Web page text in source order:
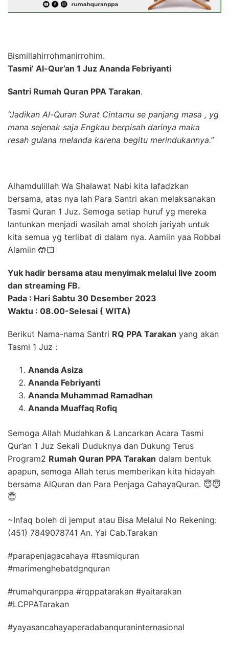
Bismillahirrohmanirrohim.
Tasmi’ Al-Qur’an 1 Juz Ananda Febriyanti
Santri Rumah Quran PPA Tarakan.
“Jadikan Al-Quran Surat Cintamu se panjang masa , yg
mana sejenak saja Engkau berpisah darinya maka
resah gulana melanda karena begitu merindukannya.”
Alhamdulillah Wa Shalawat Nabi kita lafadzkan
bersama, atas nya lah Para Santri akan melaksanakan
Tasmi Quran 1 Juz. Semoga setiap huruf yg mereka
lantunkan menjadi wasilah amal sholeh jariyah untuk
kita semua yg terlibat di dalam nya. Aamiin yaa Robbal
Alamiin 🤲🏻
Yuk hadir bersama atau menyimak melalui live zoom
dan streaming FB.
Pada : Hari Sabtu 30 Desember 2023
Waktu : 08.00-Selesai ( WITA)
Berikut Nama-nama Santri RQ PPA Tarakan yang akan
Tasmi 1 Juz :
Ananda Asiza
Ananda Febriyanti
Ananda Muhammad Ramadhan
Ananda Muaffaq Rofiq
Semoga Allah Mudahkan & Lancarkan Acara Tasmi
Qur’an 1 Juz Sekali Duduknya dan Dukung Terus
Program2 Rumah Quran PPA Tarakan dalam bentuk
apapun, semoga Allah terus memberikan kita hidayah
bersama AlQuran dan Para Penjaga CahayaQuran. 😇😇
😇
~Infaq boleh di jemput atau Bisa Melalui No Rekening:
(451) 7849078741 An. Yai Cab.Tarakan
#parapenjagacahaya #tasmiquran
#marimenghebatdgnquran
#rumahquranppa #rqppatarakan #yaitarakan
#LCPPATarakan
#yayasancahayaperadabanquraninternasional